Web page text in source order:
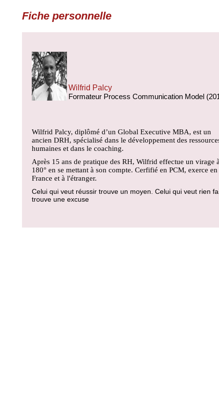
Fiche personnelle
Wilfrid Palcy
Formateur Process Communication Model
Wilfrid Palcy, diplômé d’un Global Executive MBA, est un
ancien DRH, spécialisé dans le développement des
humaines et dans le coaching.
Après 15 ans de pratique des RH, Wilfrid effectue un virage
180° en se mettant à son compte. Cerfifié en PCM, exerce en
France et à l'étranger.
Celui qui veut réussir trouve un moyen. Celui qui veut rien
trouve une excuse